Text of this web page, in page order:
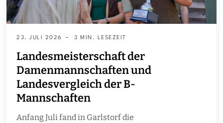
23. JULI 2026 3 MIN. LESEZEIT
Landesmeisterschaft der
Damenmannschaften und
Landesvergleich der B-
Mannschaften
Anfang Juli fand in Garlstorf die